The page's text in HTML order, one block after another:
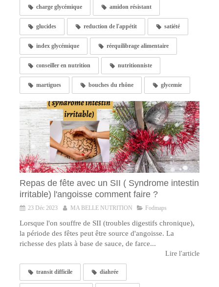
charge glycémique amidon résistant
glucides reduction de l'appétit satiété
index glycémique réequilibrage alimentaire
conseiller en nutrition nutritionniste
martigues bouches du rhône glycemie
Repas de fête avec un SII ( Syndrome intestin
irritable) l'angoisse comment faire ?
23 Déc 2023 MA BELLE NUTRITION Fodmaps
Lorsque l'on souffre de SII (troubles digestifs chronique),
la période des fêtes peut être source d'angoisse. La
richesse des plats à base de sauce, de farce...
Lire l'article
transit difficile diahrée